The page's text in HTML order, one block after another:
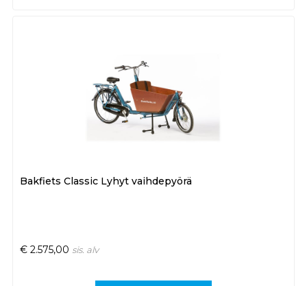
Bakfiets Classic Lyhyt vaihdepyörä
€ 2.575,00 sis. alv